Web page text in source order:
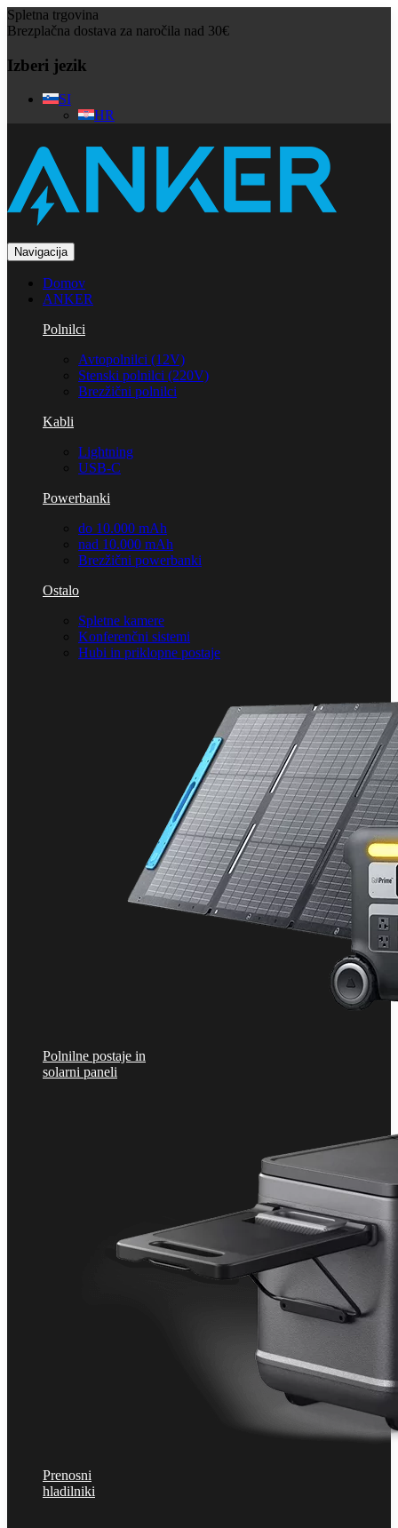
Spletna trgovina
Brezplačna dostava za naročila nad 30€
Izberi jezik
SI
HR
Navigacija
Domov
ANKER
Polnilci
Avtopolnilci (12V)
Stenski polnilci (220V)
Brezžični polnilci
Kabli
Lightning
USB-C
Powerbanki
do 10.000 mAh
nad 10.000 mAh
Brezžični powerbanki
Ostalo
Spletne kamere
Konferenčni sistemi
Hubi in priklopne postaje
Polnilne postaje in
solarni paneli
Prenosni
hladilniki